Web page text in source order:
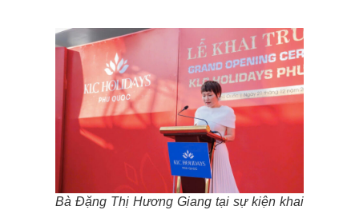
Bà Đặng Thị Hương Giang tại sự kiện khai